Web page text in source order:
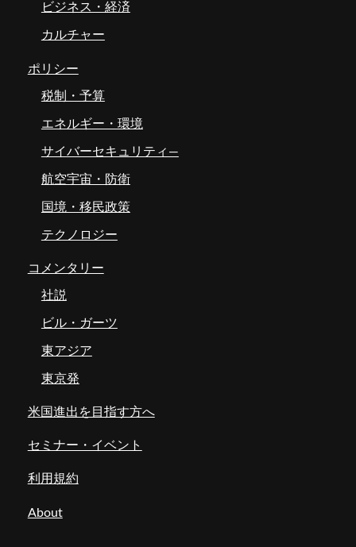
ビジネス・経済
カルチャー
ポリシー
税制・予算
エネルギー・環境
サイバーセキュリティ―
航空宇宙・防衛
国境・移民政策
テクノロジー
コメンタリー
社説
ビル・ガーツ
東アジア
東京発
米国進出を目指す方へ
セミナー・イベント
利用規約
About